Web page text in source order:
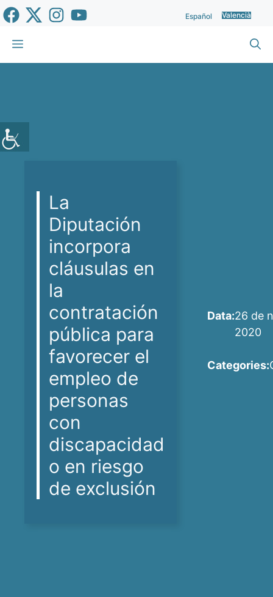
Vés
al
contingut
Español Valencià
Menu
La
Diputación
incorpora
cláusulas en
la
contratación
pública para
favorecer el
empleo de
personas
con
discapacidad
o en riesgo
de exclusión
Data:26 de
2020
Categories: